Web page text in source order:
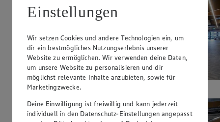
Brotzeit - Show Bäckerei
Einstellungen
Wir setzen Cookies und andere Technologien ein, um
dir ein bestmögliches Nutzungserlebnis unserer
Website zu ermöglichen. Wir verwenden deine Daten,
um unsere Website zu personalisieren und dir
möglichst relevante Inhalte anzubieten, sowie für
Marketingzwecke.
Deine Einwilligung ist freiwillig und kann jederzeit
individuell in den Datenschutz-Einstellungen angepasst